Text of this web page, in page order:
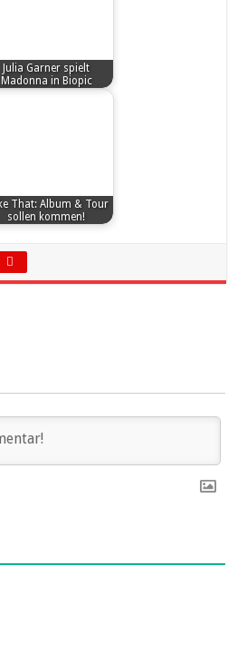
Julia Garner spielt
Madonna in Biopic
That: Album & Tour
sollen kommen!